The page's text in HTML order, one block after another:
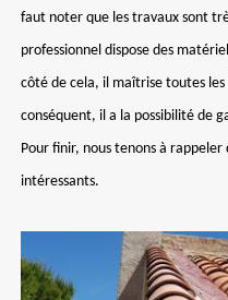
faut noter que les travaux sont
professionnel dispose des
côté de cela, il maîtrise toutes
conséquent, il a la possibilité de
Pour finir, nous tenons à
intéressants.